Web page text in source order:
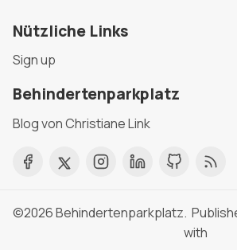
Nützliche Links
Sign up
Behindertenparkplatz
Blog von Christiane Link
©2026Behindertenparkplatz.
with